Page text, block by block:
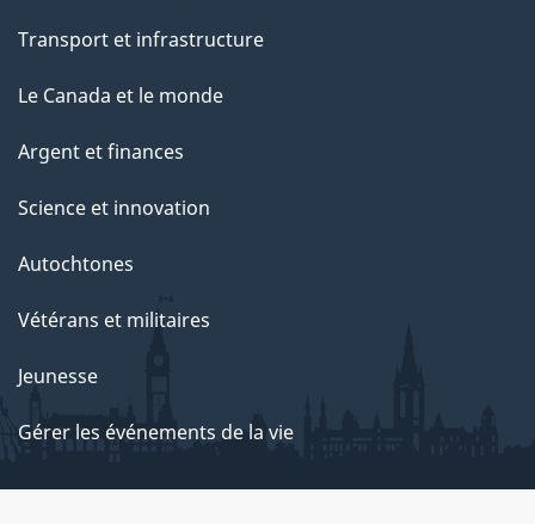
Transport et infrastructure
Le Canada et le monde
Argent et finances
Science et innovation
Autochtones
Vétérans et militaires
Jeunesse
Gérer les événements de la vie